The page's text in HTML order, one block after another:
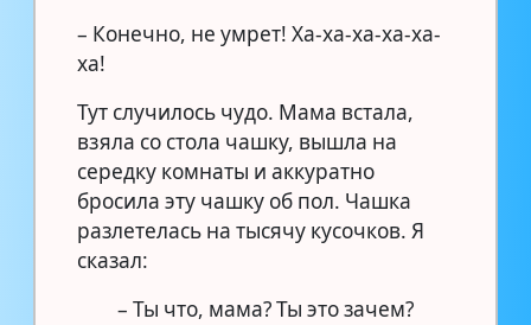
– Конечно, не умрет! Ха-ха-ха-ха-ха-
ха!
Тут случилось чудо. Мама встала,
взяла со стола чашку, вышла на
середку комнаты и аккуратно
бросила эту чашку об пол. Чашка
разлетелась на тысячу кусочков. Я
сказал:
– Ты что, мама? Ты это зачем?